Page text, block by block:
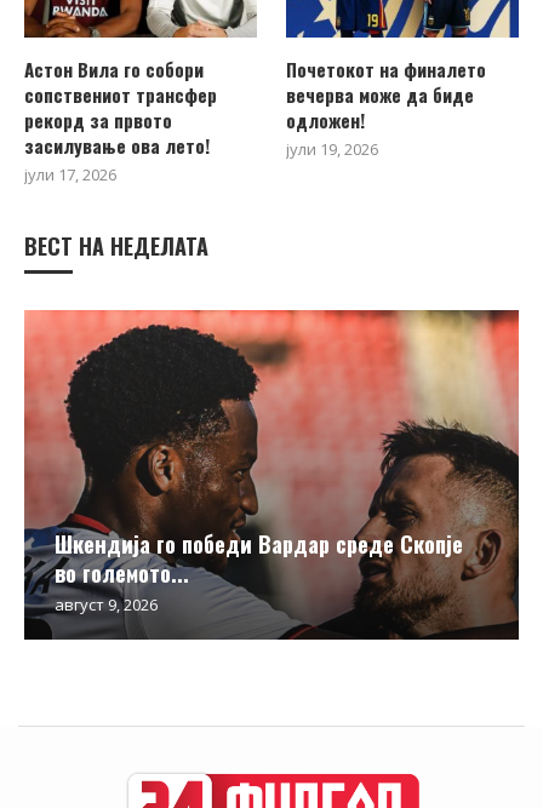
Астон Вила го собори
сопствениот трансфер
рекорд за првото
засилување ова лето!
јули 17, 2026
Почетокот на финалето
вечерва може да биде
одложен!
јули 19, 2026
ВЕСТ НА НЕДЕЛАТА
Шкендија го победи Вардар среде Скопје
во големото...
август 9, 2026